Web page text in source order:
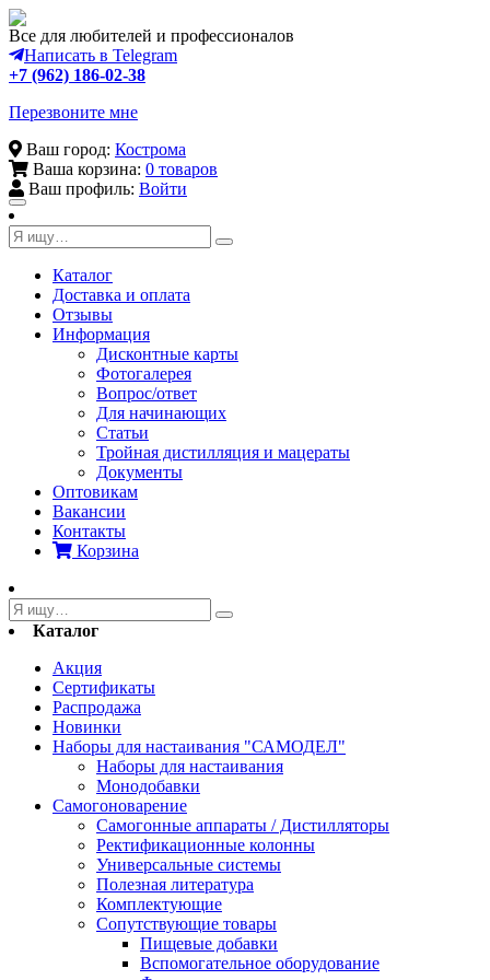
Все для любителей и профессионалов
Написать в Telegram
+7 (962) 186-02-38
Перезвоните мне
Ваш город: Кострома
Ваша корзина: 0 товаров
Ваш профиль: Войти
Toggle
navigation
Каталог
Доставка и оплата
Отзывы
Информация
Дисконтные карты
Фотогалерея
Вопрос/ответ
Для начинающих
Статьи
Тройная дистилляция и мацераты
Документы
Оптовикам
Вакансии
Контакты
Корзина
Каталог
Акция
Сертификаты
Распродажа
Новинки
Наборы для настаивания "САМОДЕЛ"
Наборы для настаивания
Монодобавки
Самогоноварение
Самогонные аппараты / Дистилляторы
Ректификационные колонны
Универсальные системы
Полезная литература
Комплектующие
Сопутствующие товары
Пищевые добавки
Вспомогательное оборудование